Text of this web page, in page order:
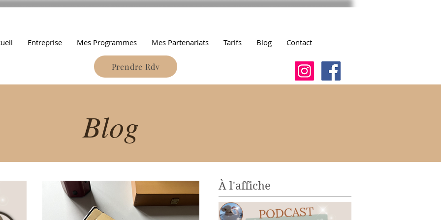
Entreprise Mes Programmes Mes Partenariats Tarifs Blog Contact
Prendre Rdv
Blog
À l'affiche